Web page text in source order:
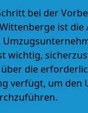
bei der
ist die
wichtig,
die
verfügt, um den